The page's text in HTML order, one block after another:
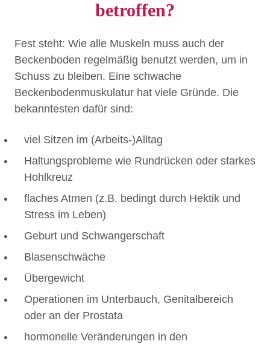
betroffen?
Fest steht: Wie alle Muskeln muss auch der
Beckenboden regelmäßig benutzt werden, um in
Schuss zu bleiben. Eine schwache
Beckenbodenmuskulatur hat viele Gründe. Die
bekanntesten dafür sind:
viel Sitzen im (Arbeits-)Alltag
Haltungsprobleme wie Rundrücken oder starkes
Hohlkreuz
flaches Atmen (z.B. bedingt durch Hektik und
Stress im Leben)
Geburt und Schwangerschaft
Blasenschwäche
Übergewicht
Operationen im Unterbauch, Genitalbereich
oder an der Prostata
hormonelle Veränderungen in den